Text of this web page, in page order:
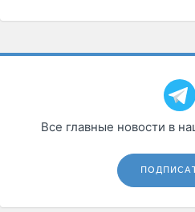
Все главные новости в